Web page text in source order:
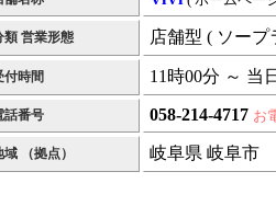
類 営業形態 店舗型 ( ソープ
付時間 11時00分 ～ 当
話番号 058-214-4717 お
域 （拠点） 岐阜県 岐阜市